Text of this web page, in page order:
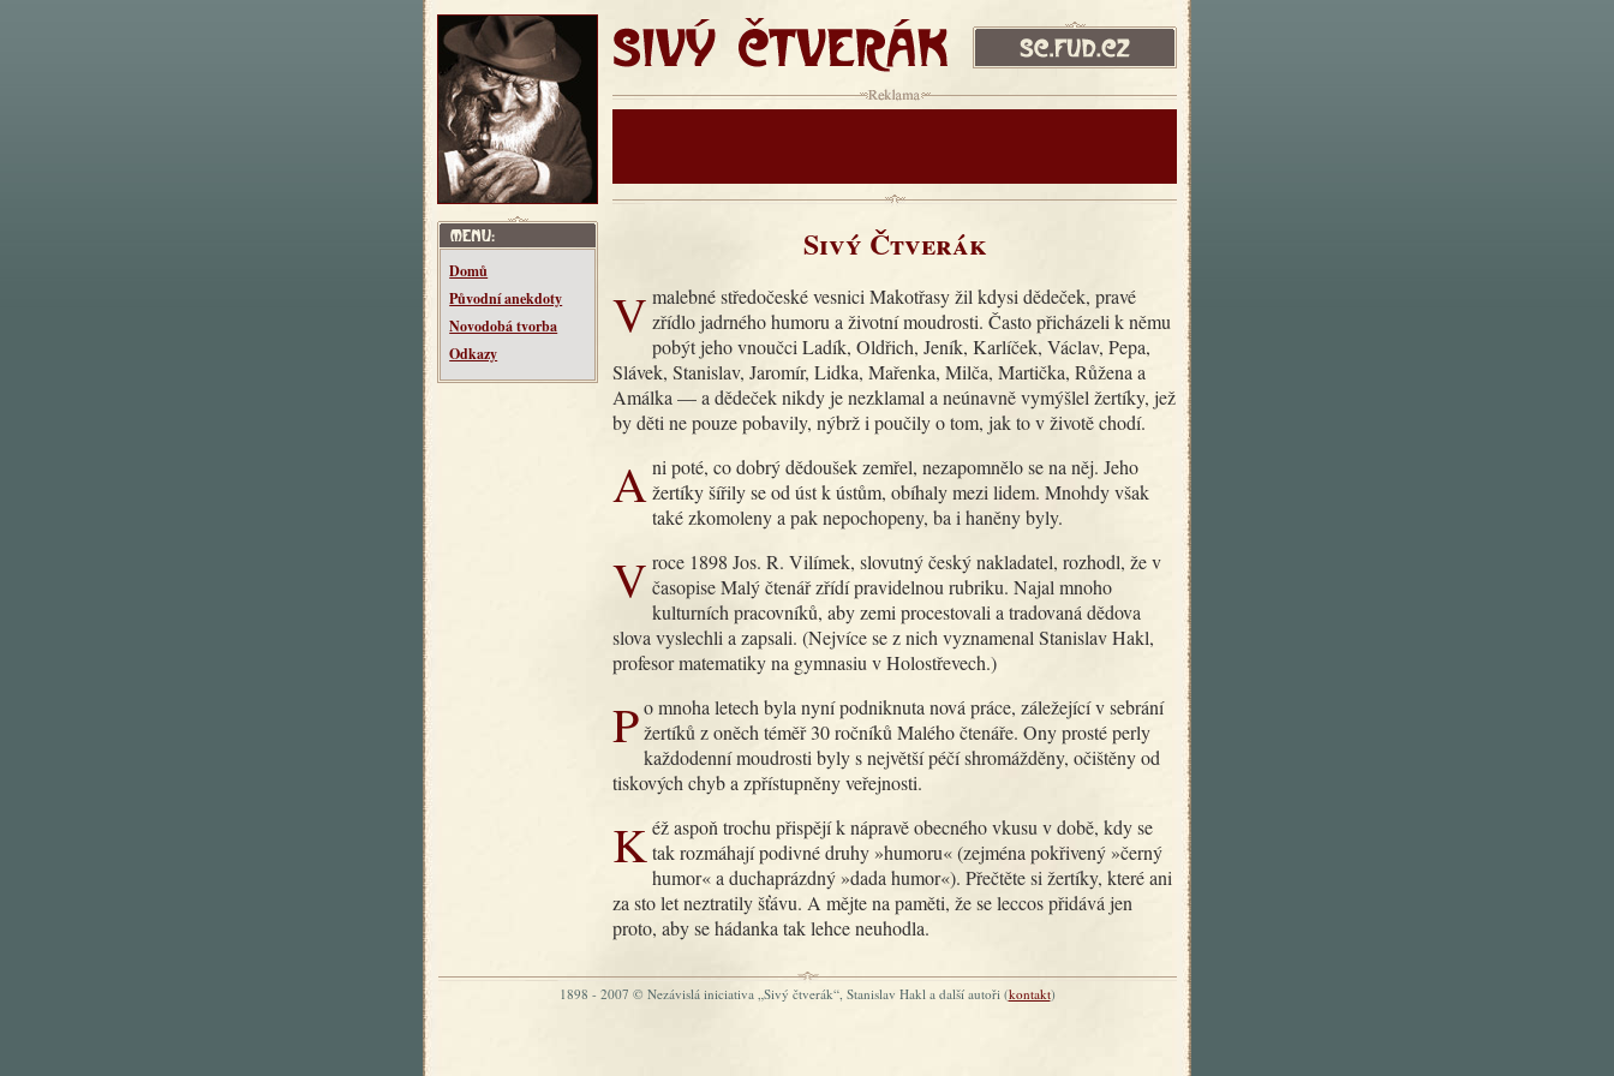
SIVÝ ČTVERÁK sc.fud.cz
Reklama:
Domů
Původní anekdoty
Novodobá tvorba
Odkazy
Sivý Čtverák
V malebné středočeské vesnici Makotřasy žil kdysi dědeček, pravé zřídlo jadrného humoru a životní moudrosti. Často přicházeli k němu
pobýt jeho vnoučci Ladík, Oldřich, Jeník, Karlíček, Václav, Pepa,
Slávek, Stanislav, Jaromír, Lidka, Mařenka, Milča, Martička, Růžena a
Amálka — a dědeček nikdy je nezklamal a neúnavně vymýšlel žertíky, jež
by děti ne pouze pobavily, nýbrž i poučily o tom, jak to v životě chodí.
Ani poté, co dobrý dědoušek zemřel, nezapomnělo se na něj. Jehožertíky šířily se od úst k ústům, obíhaly mezi lidem. Mnohdy však
také zkomoleny a pak nepochopeny, ba i haněny byly.
V roce 1898 Jos. R. Vilímek, slovutný český nakladatel, rozhodl, že v časopise Malý čtenář zřídí pravidelnou rubriku. Najal mnoho
kulturních pracovníků, aby zemi procestovali a tradovaná dědova
slova vyslechli a zapsali. (Nejvíce se z nich vyznamenal Stanislav Hakl,
profesor matematiky na gymnasiu v Holostřevech.)
Po mnoha letech byla nyní podniknuta nová práce, záležející v sebránížertíků z oněch téměř 30 ročníků Malého čtenáře. Ony prosté perly
každodenní moudrosti byly s největší péčí shromážděny, očištěny od
tiskových chyb a zpřístupněny veřejnosti.
Kéž aspoň trochu přispějí k nápravě obecného vkusu v době, kdy setak rozmáhají podivné druhy »humoru« (zejména pokřivený »černý
humor« a duchaprázdný »dada humor«). Přečtěte si žertíky, které ani
za sto let neztratily šťávu. A mějte na paměti, že se leccos přidává jen
proto, aby se hádanka tak lehce neuhodla.
1898 - 2007 © Nezávislá iniciativa „Sivý čtverák“, Stanislav Hakl a další autoři (kontakt)